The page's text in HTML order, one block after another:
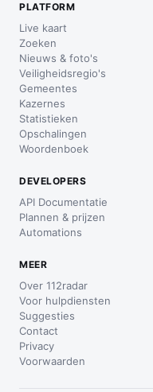
PLATFORM
Live kaart
Zoeken
Nieuws & foto's
Veiligheidsregio's
Gemeentes
Kazernes
Statistieken
Opschalingen
Woordenboek
DEVELOPERS
API Documentatie
Plannen & prijzen
Automations
MEER
Over 112radar
Voor hulpdiensten
Suggesties
Contact
Privacy
Voorwaarden